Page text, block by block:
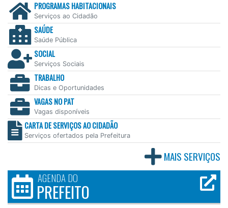
PROGRAMAS HABITACIONAIS
Serviços ao Cidadão
SAÚDE
Saúde Pública
SOCIAL
Serviços Sociais
TRABALHO
Dicas e Oportunidades
VAGAS NO PAT
Vagas disponíveis
CARTA DE SERVIÇOS AO CIDADÃO
Serviços ofertados pela Prefeitura
MAIS SERVIÇOS
AGENDA DO
PREFEITO